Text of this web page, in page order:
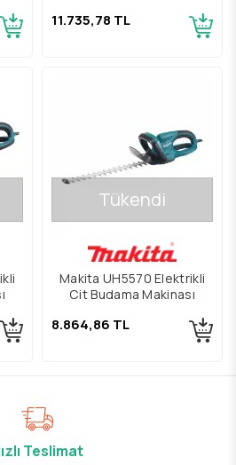
11.735,78 TL
Tükendi
Makita UH5570 Elektrikli
Çit Budama Makinası
8.864,86 TL
Teslimat